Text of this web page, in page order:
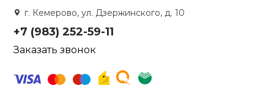
г. Кемерово, ул. Дзержинского, д. 10
+7 (983) 252-59-11
Заказать звонок